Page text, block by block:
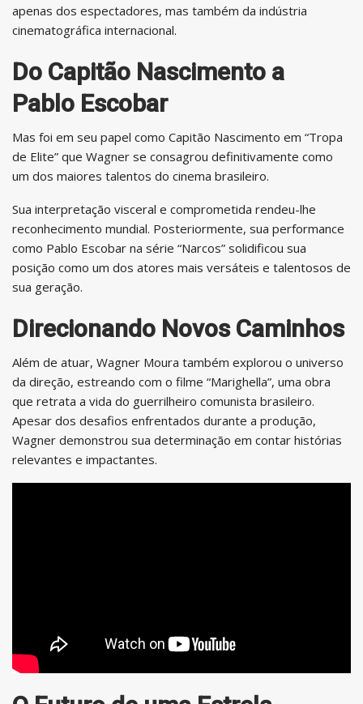
apenas dos espectadores, mas também da indústria
cinematográfica internacional.
Do Capitão Nascimento a
Pablo Escobar
Mas foi em seu papel como Capitão Nascimento em “Tropa
de Elite” que Wagner se consagrou definitivamente como
um dos maiores talentos do cinema brasileiro.
Sua interpretação visceral e comprometida rendeu-lhe
reconhecimento mundial. Posteriormente, sua performance
como Pablo Escobar na série “Narcos” solidificou sua
posição como um dos atores mais versáteis e talentosos de
sua geração.
Direcionando Novos Caminhos
Além de atuar, Wagner Moura também explorou o universo
da direção, estreando com o filme “Marighella”, uma obra
que retrata a vida do guerrilheiro comunista brasileiro.
Apesar dos desafios enfrentados durante a produção,
Wagner demonstrou sua determinação em contar histórias
relevantes e impactantes.